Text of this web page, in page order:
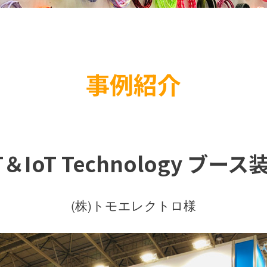
事例紹介
IoT Technology ブース
(株)トモエレクトロ様